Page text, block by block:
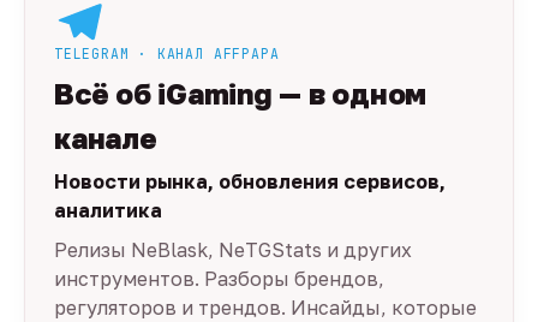
TELEGRAM · КАНАЛ AFFPAPA
Всё об iGaming — в одном
канале
Новости рынка, обновления сервисов,
аналитика
Релизы NeBlask, NeTGStats и других
инструментов. Разборы брендов,
регуляторов и трендов. Инсайды, которые